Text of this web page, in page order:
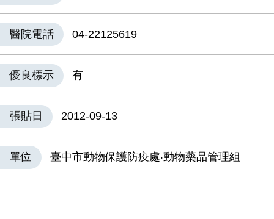
醫院電話 04-22125619
優良標示 有
張貼日 2012-09-13
單位 臺中市動物保護防疫處‧動物藥品管理組